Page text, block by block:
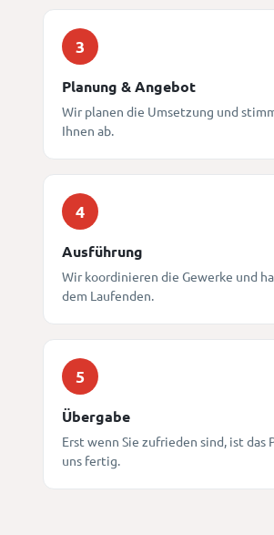
3
Planung & Angebot
Wir planen die Umsetzung und
Ihnen ab.
4
Ausführung
Wir koordinieren die Gewerke und
dem Laufenden.
5
Übergabe
Erst wenn Sie zufrieden sind, ist das
uns fertig.